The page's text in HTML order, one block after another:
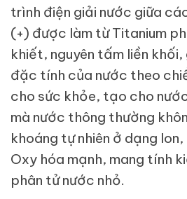
trình điện giải nước giữa
(+) được làm từ Titanium
khiết, nguyên tấm liền
đặc tính của nước theo
cho sức khỏe, tạo cho
mà nước thông thường
khoáng tự nhiên ở dạng
Oxy hóa mạnh, mang tính
phân tử nước nhỏ.